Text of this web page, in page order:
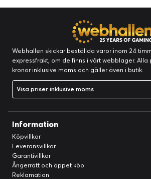
Webhallen skickar beställda varor inom 24
expressfrakt, om de finns i vårt webblager. Alla
kronor inklusive moms och gäller även i butik.
Visa priser inklusive moms
Information
Köpvillkor
Leveransvillkor
Garantivillkor
Ångerrätt och öppet köp
Reklamation